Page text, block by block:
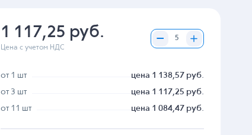
1 117,25 руб.
Цена с учетом НДС
от 1 шт
цена 1 138,57 руб.
от 3 шт
цена 1 117,25 руб.
от 11 шт
цена 1 084,47 руб.